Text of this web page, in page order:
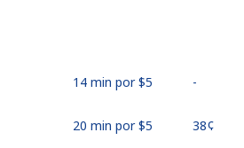
14 min por ⁦$5⁩ -
20 min por ⁦$5⁩ ⁦38¢⁩